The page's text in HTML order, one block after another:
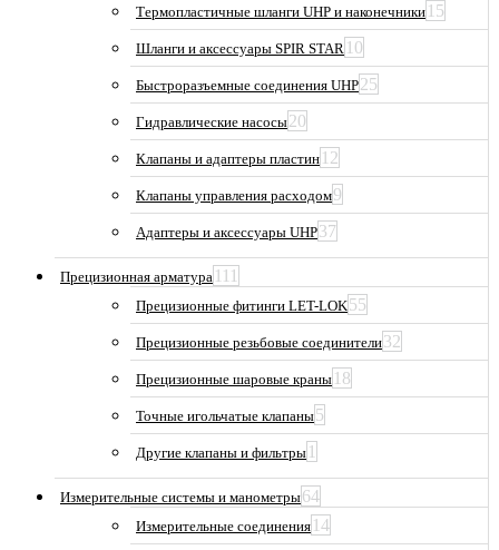
Термопластичные шланги UHP и наконечники 15
Шланги и аксессуары SPIR STAR 10
Быстроразъемные соединения UHP25
Гидравлические насосы20
Клапаны и адаптеры пластин 12
Клапаны управления расходом9
Адаптеры и аксессуары UHP37
Прецизионная арматура 111
Прецизионные фитинги LET-LOK55
Прецизионные резьбовые соединители32
Прецизионные шаровые краны 18
Точные игольчатые клапаны5
Другие клапаны и фильтры 1
Измерительные системы и манометры64
Измерительные соединения 14